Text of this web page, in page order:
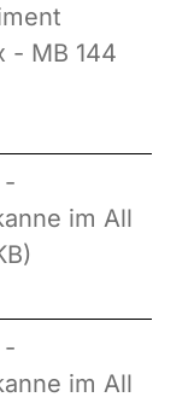
- MB 144
-
im All
-
im All